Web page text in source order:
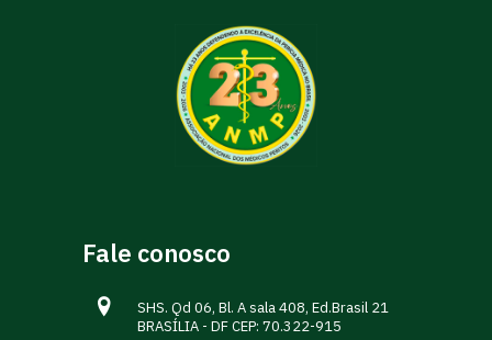
Fale conosco
SHS. Qd 06, Bl. A sala 408, Ed.Brasil 21
BRASÍLIA - DF CEP: 70.322-915